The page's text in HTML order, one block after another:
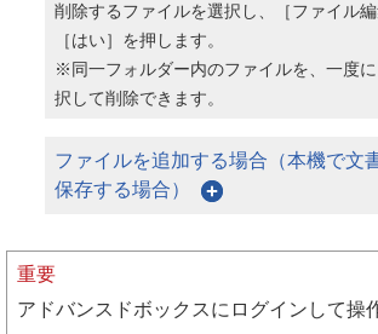
削除するファイルを選択し、［ファイル編
［はい］を押します。
※同一フォルダー内のファイルを、一度
択して削除できます。
ファイルを追加する場合（本機で文
保存する場合）
重要
アドバンスドボックスにログインして操